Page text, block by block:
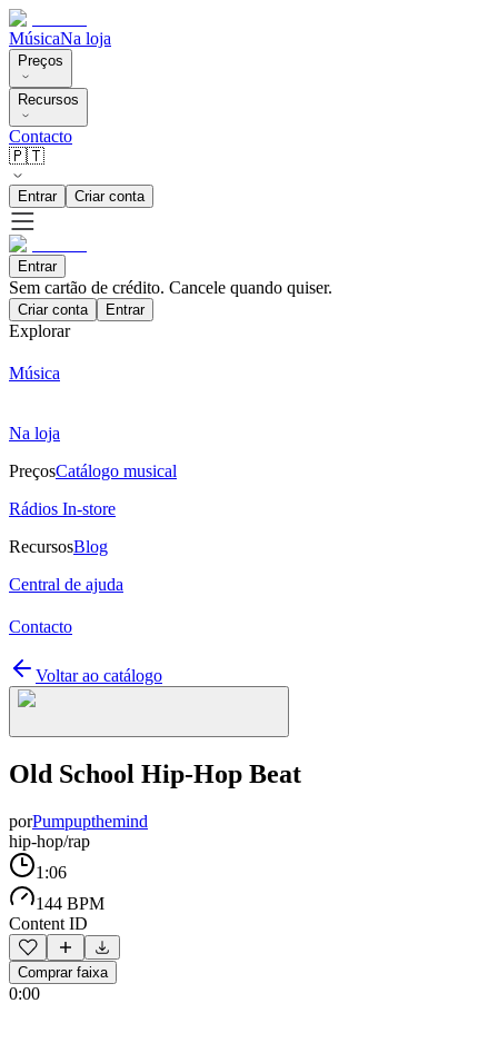
MúsicaNa loja
Preços
Recursos
Contacto
🇵🇹
Entrar Criar conta
Entrar
Sem cartão de crédito. Cancele quando quiser.
Criar conta Entrar
Explorar
Música
Na loja
PreçosCatálogo musical
Rádios In-store
RecursosBlog
Central de ajuda
Contacto
Voltar ao catálogo
Old School Hip-Hop Beat
porPumpupthemind
hip-hop/rap
1:06
144 BPM
Content ID
Comprar faixa
0:00